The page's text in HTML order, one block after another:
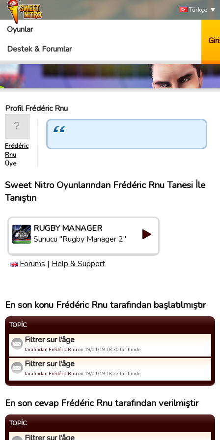
Türkçe
Oyunlar
Destek & Forumlar
Profil Frédéric Rnu
Frédéric
Rnu
Üye
Sweet Nitro Oyunlarından Frédéric Rnu Tanesi İle
Tanıştın
RUGBY MANAGER
Sunucu "Rugby Manager 2"
Forums | Help & Support
En son konu Frédéric Rnu tarafından başlatılmıştır
TOPIC
Filtrer sur l'âge
tarafindan Frédéric Rnu on 19/01/19 18:30 tarihinde.
Filtrer sur l'âge
tarafindan Frédéric Rnu on 19/01/19 18:27 tarihinde.
En son cevap Frédéric Rnu tarafından verilmiştir
TOPIC